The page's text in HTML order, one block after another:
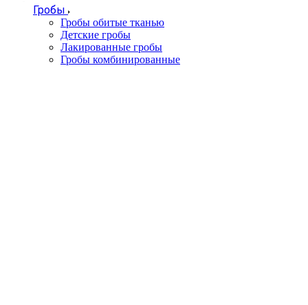
Гробы
Гробы обитые тканью
Детские гробы
Лакированные гробы
Гробы комбинированные